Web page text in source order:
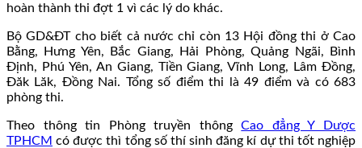
hoàn thành thi đợt 1 vì các lý do khác.
Bộ GD&ĐT cho biết cả nước chỉ còn 13 Hội đồng thi ở Cao
Bằng, Hưng Yên, Bắc Giang, Hải Phòng, Quảng Ngãi, Bình
Định, Phú Yên, An Giang, Tiền Giang, Vĩnh Long, Lâm Đồng,
Đăk Lăk, Đồng Nai. Tổng số điểm thi là 49 điểm và có 683
phòng thi.
Theo thông tin Phòng truyền thôngCao đẳng Y Dược
TPHCM có được thì tổng số thí sinh đăng kí dự thi tốt nghiệp